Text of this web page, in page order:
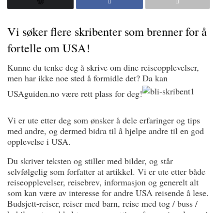
Vi søker flere skribenter som brenner for å
fortelle om USA!
Kunne du tenke deg å skrive om dine reiseopplevelser,
men har ikke noe sted å formidle det? Da kan
USAguiden.no være rett plass for deg!
Vi er ute etter deg som ønsker å dele erfaringer og tips
med andre, og dermed bidra til å hjelpe andre til en god
opplevelse i USA.
Du skriver teksten og stiller med bilder, og står
selvfølgelig som forfatter at artikkel. Vi er ute etter både
reiseopplevelser, reisebrev, informasjon og generelt alt
som kan være av interesse for andre USA reisende å lese.
Budsjett-reiser, reiser med barn, reise med tog / buss /